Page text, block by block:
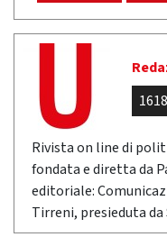
Rivista on line di
fondata e diretta da
editoriale:
Tirreni, presieduta